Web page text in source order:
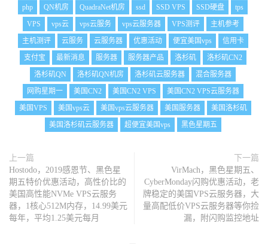
php
QN机房 QuadraNet机房 ssd SSD VPS SSD硬盘
tps
VPS
vps云 vps云服务 vps云服务器 VPS测评
主机参考
主机测评
云服务 云服务器 优惠活动 便宜美国vps
信用卡
支付宝
最新消息 服务器 服务器产品 洛杉矶
洛杉矶CN2
洛杉矶QN
洛杉矶QN机房 洛杉矶云服务器
混合服务器
网购星期一
美国CN2 美国CN2 VPS
美国CN2 VPS云服务器
美国VPS
美国vps云 美国vps云服务器 美国服务器
美国洛杉矶
美国洛杉矶云服务器
超便宜美国vps 黑色星期五
上一篇
Hostodo，2019感恩节、黑色星
期五特价优惠活动，高性价比的
美国高性能NVMe VPS云服务
器，1核心512M内存，14.99美元
每年，平均1.25美元每月
下一篇
VirMach，黑色星期五、
CyberMonday闪购优惠活动，老
牌稳定的美国VPS云服务器，大
量高配低价VPS云服务器等你捡
漏，附闪购监控地址